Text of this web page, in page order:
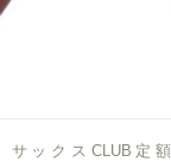
サックスCLUB定額